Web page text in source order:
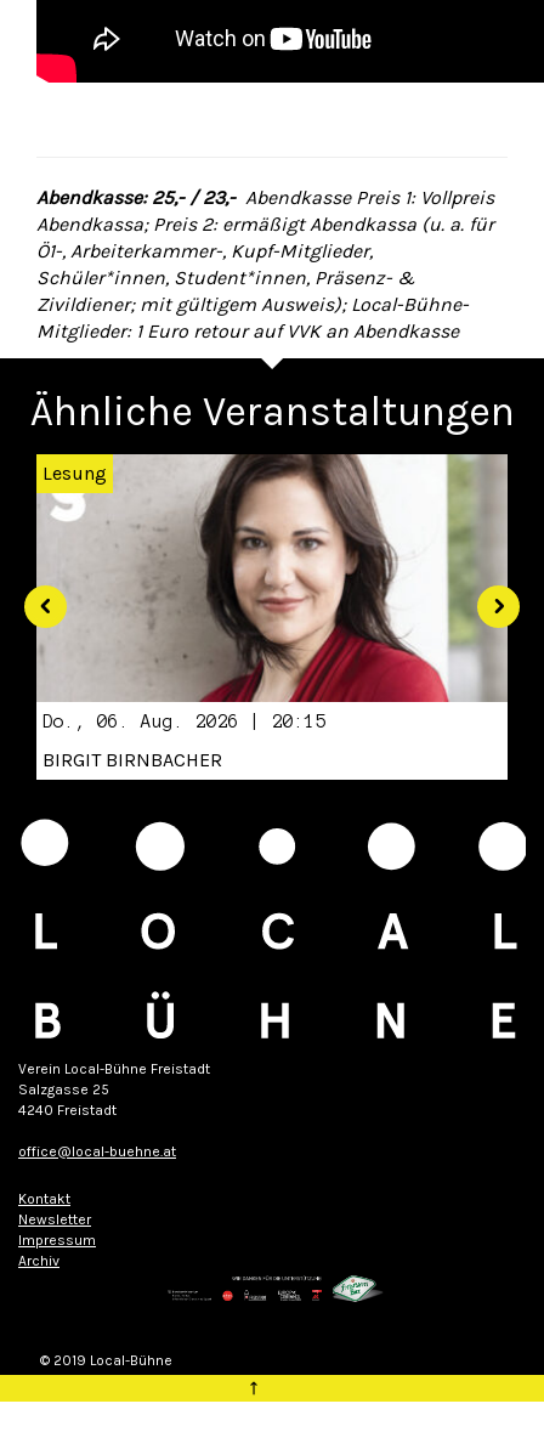
Abendkasse: 25,- / 23,- Abendkasse Preis 1: Vollpreis
Abendkassa; Preis 2: ermäßigt Abendkassa (u. a. für
Ö1-, Arbeiterkammer-, Kupf-Mitglieder,
Schüler*innen, Student*innen, Präsenz- &
Zivildiener; mit gültigem Ausweis); Local-Bühne-
Mitglieder: 1 Euro retour auf VVK an Abendkasse
Ähnliche Veranstaltungen
Zurück
Lesung
Do., 06. Aug. 2026 | 20:15
BIRGIT BIRNBACHER
Verein Local-Bühne Freistadt
Salzgasse 25
4240 Freistadt
office@local-buehne.at
Kontakt
Newsletter
Impressum
Archiv
© 2019 Local-Bühne